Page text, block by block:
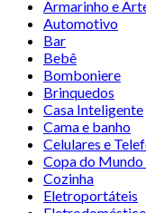
Armarinho e
Automotivo
Bar
Bebê
Bomboniere
Brinquedos
Casa Inteligente
Cama e banho
Celulares e
Copa do
Cozinha
Eletroportáteis